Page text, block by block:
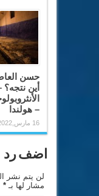
حسن
أين
– هولندا
16 مارس,2022
اضف رد
لن يتم نشر
مشار لها بـ*